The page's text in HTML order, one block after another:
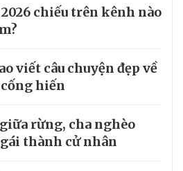
chiếu trên kênh nào
viết câu chuyện đẹp về
hiến
rừng, cha nghèo
thành cử nhân